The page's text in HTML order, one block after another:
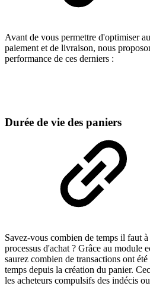
Avant de vous permettre d'optimiser
paiement et de livraison, nous
performance de ces derniers :
Durée de vie des paniers
Savez-vous combien de temps il faut
processus d'achat ? Grâce au module
saurez combien de transactions ont
temps depuis la création du panier.
les acheteurs compulsifs des indécis